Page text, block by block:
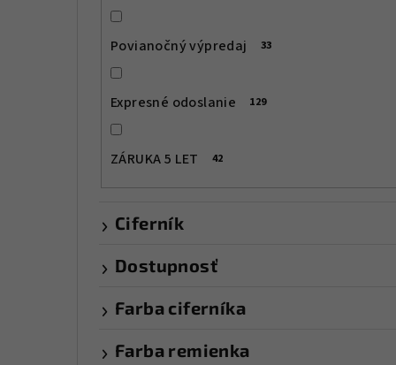
Povianočný výpredaj 33
Expresné odoslanie 129
ZÁRUKA 5 LET 42
Ciferník
Dostupnosť
Farba ciferníka
Farba remienka